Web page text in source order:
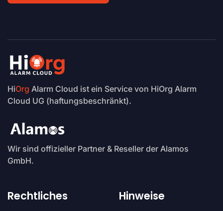
HiOrg Alarm Cloud ist ein Service von HiOrg Alarm
Cloud UG (haftungsbeschränkt).
Wir sind offizieller Partner & Reseller der Alamos
GmbH.
Rechtliches Hinweise